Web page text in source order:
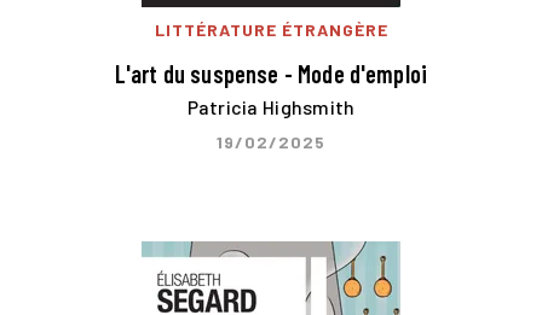
LITTÉRATURE ÉTRANGÈRE
L'art du suspense - Mode d'emploi
Patricia Highsmith
19/02/2025